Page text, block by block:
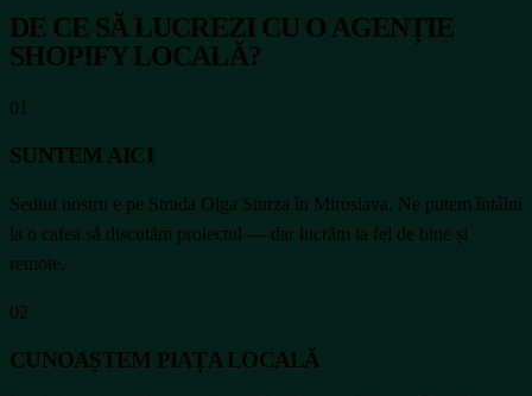
DE CE SĂ LUCREZI CU O AGENȚIE
SHOPIFY LOCALĂ?
01
SUNTEM AICI
Sediul nostru e pe Strada Olga Sturza în Miroslava. Ne putem întâlni
la o cafea să discutăm proiectul — dar lucrăm la fel de bine și
remote.
02
CUNOAȘTEM PIAȚA LOCALĂ